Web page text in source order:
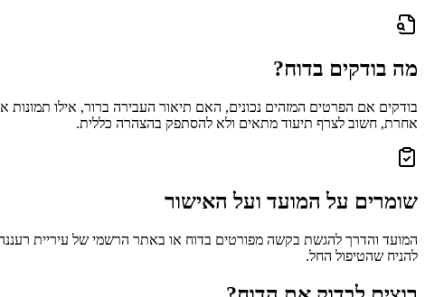
מה בודקים בדוח?
בודקים אם הפרטים המזהים נכונים, האם תיאור העבירה ברור, אילו תמונות
אחרת, חשוב לצרף תיעוד מתאים ולא להסתפק בהצהרה כללית.
שומרים על המועד ועל האישור
המועד והדרך להגשת בקשה מפורטים בדוח או באתר הרשמי של עיריית
להניח שהטיפול החל.